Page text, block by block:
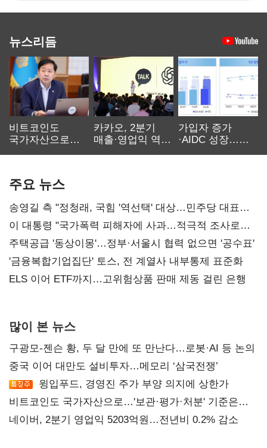
뉴스리듬
비트코인도
국가자산으로…'
카카오, 2분기
매출·영업익 역대
가입자 증가
·AIDC 성장…
주요 뉴스
송영길 측 "정청래, 국힘 '역선택' 대상…민주당 대표로
총선 지휘 못해"
이 대통령 "국가폭력 피해자에 사과…적극적 조사로
진실 밝혀야"
주택공급 '동상이몽'…정부·서울시 협력 없으면 '공수표'
'금융복합기업집단' 토스, 전 계열사 내부통제 표준화
ELS 이어 ETF까지…고위험상품 판매 제동 걸린 은행
많이 본 뉴스
구광모-젠슨 황, 두 달 만에 또 만난다…로봇·AI 등 논의
중국 이어 대만도 설비투자…메모리 ‘삼국전쟁’
윙입푸드, 경영진 주가 부양 의지에 상한가
비트코인도 국가자산으로…'보관·평가·처분' 기준은
숙제
네이버, 2분기 영업익 5203억원…전년비 0.2% 감소